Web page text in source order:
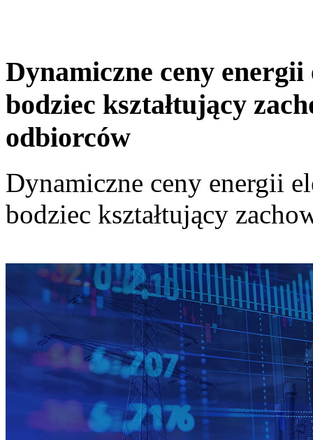
Dynamiczne ceny
bodziec kształtujący
odbiorców
Dynamiczne ceny energii
bodziec kształtujący